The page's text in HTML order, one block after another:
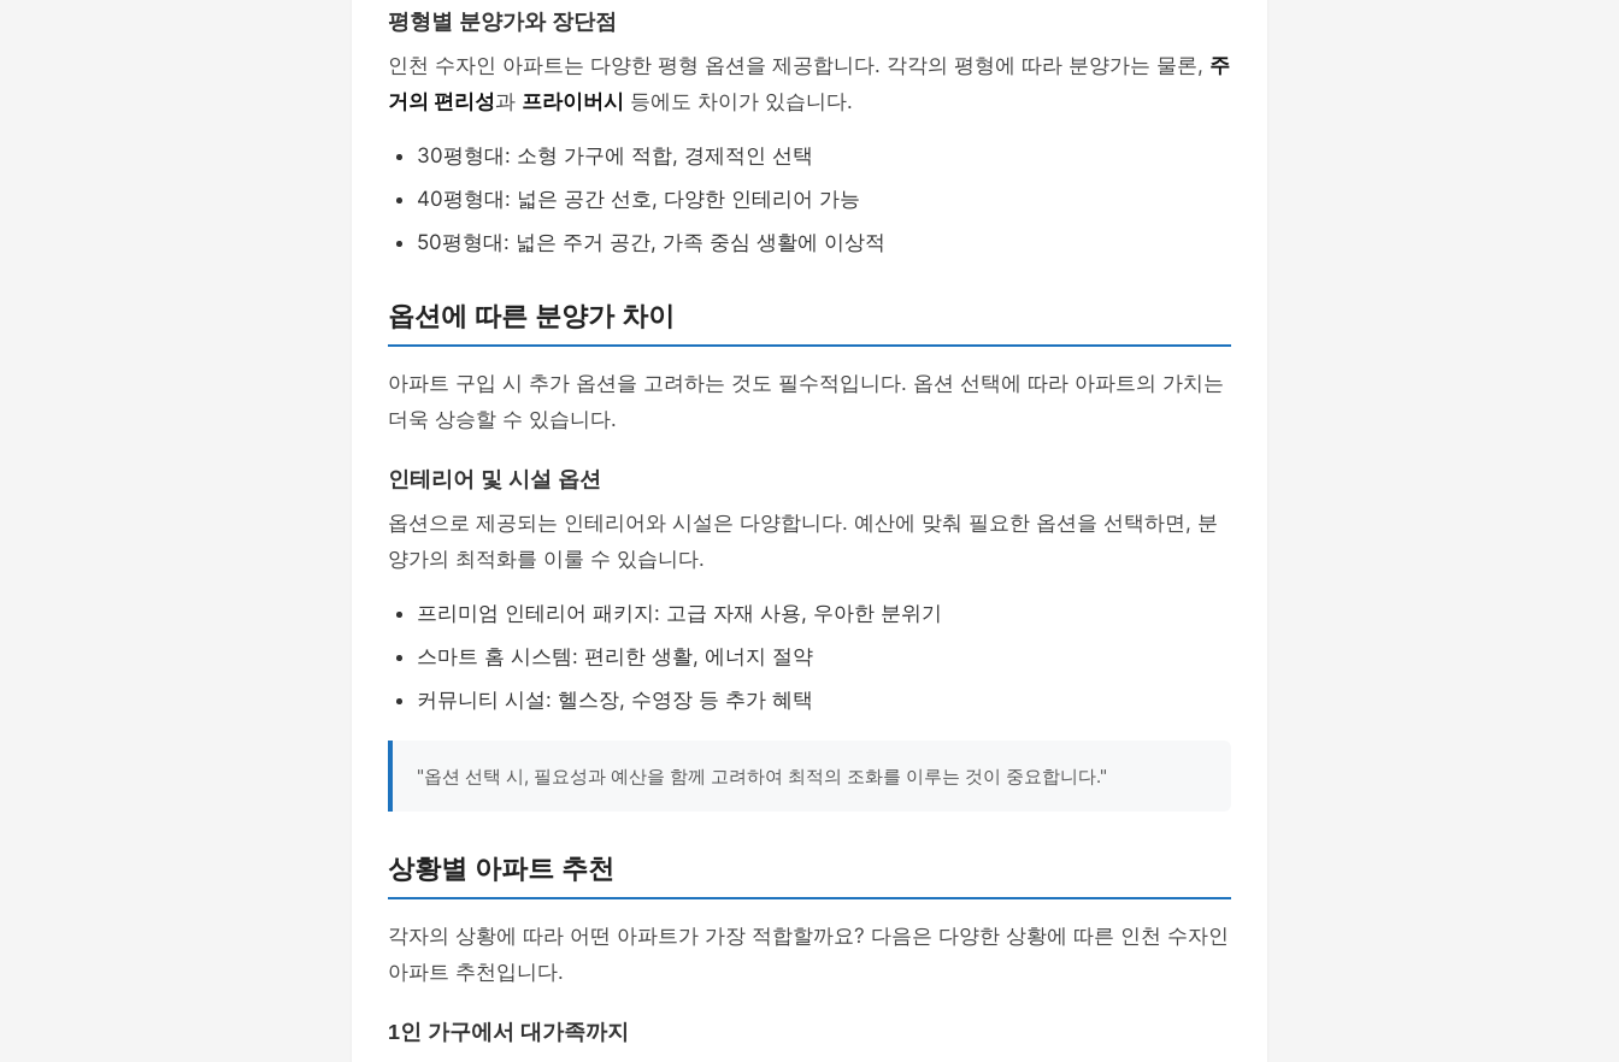
평형별 분양가와 장단점
인천 수자인 아파트는 다양한 평형 옵션을 제공합니다. 각각의 평형에 따라 분양가는 물론, 주
거의 편리성과 프라이버시 등에도 차이가 있습니다.
30평형대: 소형 가구에 적합, 경제적인 선택
40평형대: 넓은 공간 선호, 다양한 인테리어 가능
50평형대: 넓은 주거 공간, 가족 중심 생활에 이상적
옵션에 따른 분양가 차이
아파트 구입 시 추가 옵션을 고려하는 것도 필수적입니다. 옵션 선택에 따라 아파트의 가치는
더욱 상승할 수 있습니다.
인테리어 및 시설 옵션
옵션으로 제공되는 인테리어와 시설은 다양합니다. 예산에 맞춰 필요한 옵션을 선택하면, 분
양가의 최적화를 이룰 수 있습니다.
프리미엄 인테리어 패키지: 고급 자재 사용, 우아한 분위기
스마트 홈 시스템: 편리한 생활, 에너지 절약
커뮤니티 시설: 헬스장, 수영장 등 추가 혜택
"옵션 선택 시, 필요성과 예산을 함께 고려하여 최적의 조화를 이루는 것이 중요합니다."
상황별 아파트 추천
각자의 상황에 따라 어떤 아파트가 가장 적합할까요? 다음은 다양한 상황에 따른 인천 수자인
아파트 추천입니다.
1인 가구에서 대가족까지